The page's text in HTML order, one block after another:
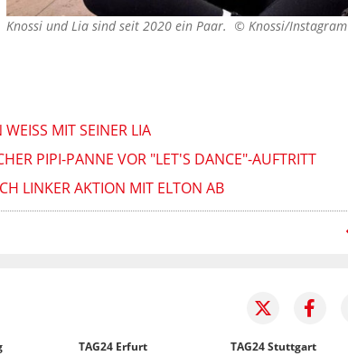
Knossi und Lia sind seit 2020 ein Paar. © Knossi/Instagram
MIT SEINER LIA
PIPI-PANNE VOR "LET'S DANCE"-AUFTRITT
LINKER AKTION MIT ELTON AB
TAG24 Erfurt
TAG24 Stuttgart